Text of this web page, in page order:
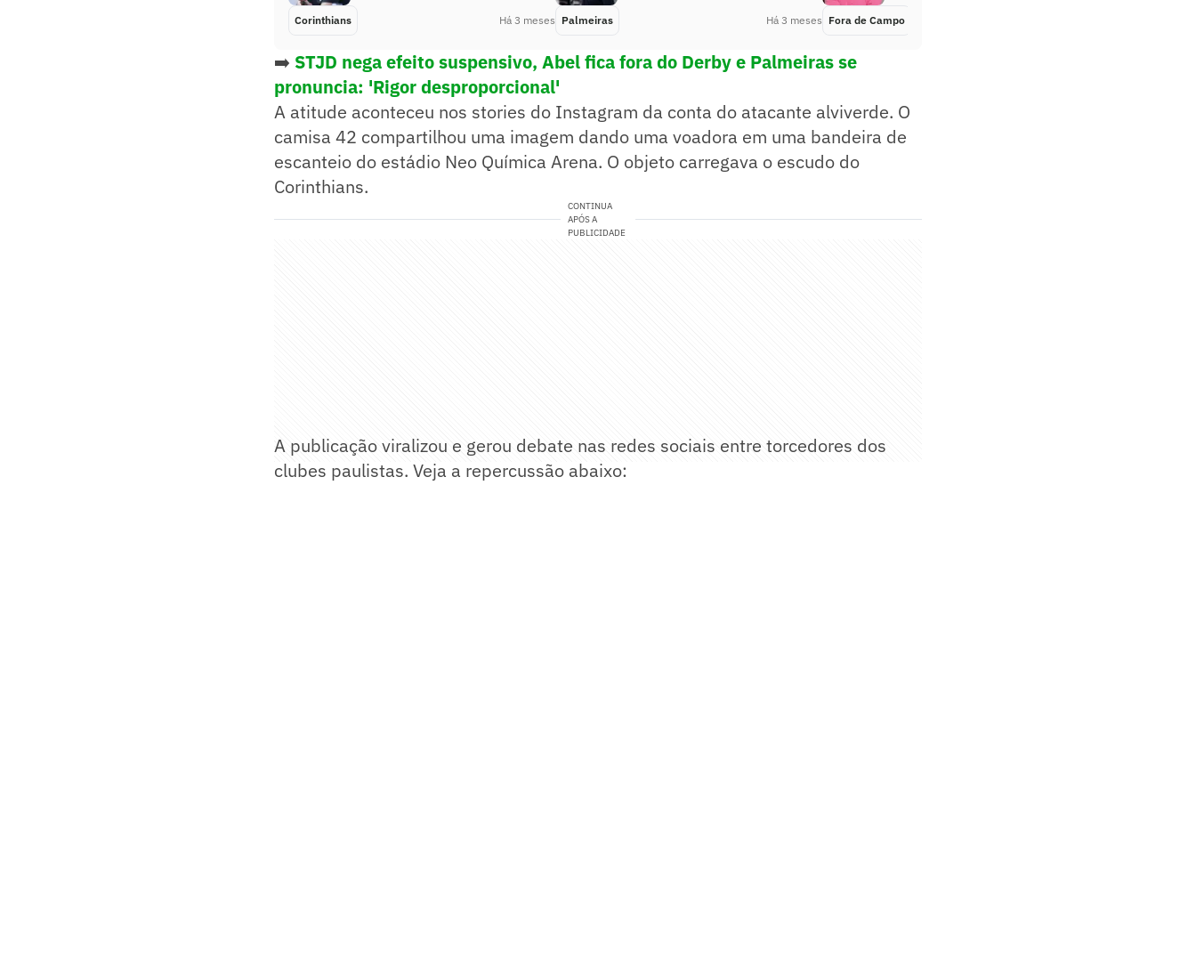
Corinthians Há 3 meses Palmeiras Há 3 meses Fora de Campo
➡️ STJD nega efeito suspensivo, Abel fica fora do Derby e Palmeiras se
pronuncia: 'Rigor desproporcional'
A atitude aconteceu nos stories do Instagram da conta do atacante alviverde. O
camisa 42 compartilhou uma imagem dando uma voadora em uma bandeira de
escanteio do estádio Neo Química Arena. O objeto carregava o escudo do
Corinthians.
CONTINUA
APÓS A
PUBLICIDADE
A publicação viralizou e gerou debate nas redes sociais entre torcedores dos
clubes paulistas. Veja a repercussão abaixo: